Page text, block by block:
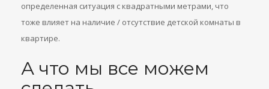
определенная ситуация с квадратными метрами, что
тоже влияет на наличие / отсутствие детской комнаты в
квартире.
А что мы все можем